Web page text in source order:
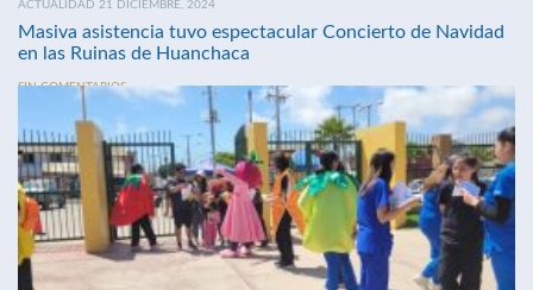
ACTUALIDAD 21 DICIEMBRE, 2024
Masiva asistencia tuvo espectacular Concierto de Navidad
en las Ruinas de Huanchaca
SIN COMENTARIOS